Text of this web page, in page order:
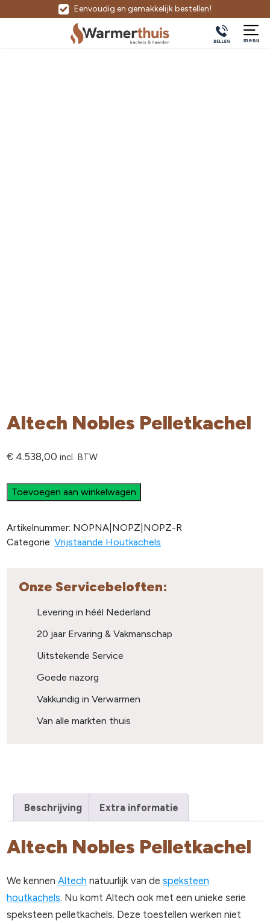
Eenvoudig en gemakkelijk bestellen!
Altech Nobles Pelletkachel
€ 4.538,00 incl. BTW
Toevoegen aan winkelwagen
Artikelnummer: NOPNA|NOPZ|NOPZ-R
Categorie:Vrijstaande Houtkachels
Onze Servicebeloften:
Levering in héél Nederland
20 jaar Ervaring & Vakmanschap
Uitstekende Service
Goede nazorg
Vakkundig in Verwarmen
Van alle markten thuis
Beschrijving Extra informatie
Altech Nobles Pelletkachel
We kennenAltech natuurlijk van despeksteen
houtkachels. Nu komt Altech ook met een unieke serie
speksteen pelletkachels. Deze toestellen werken niet